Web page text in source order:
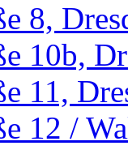
8,
10b,
11,
12 /